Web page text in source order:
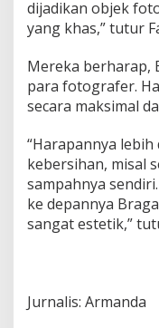
dijadikan objek
yang khas,” tutur
Mereka berharap,
para fotografer.
secara maksimal
“Harapannya
kebersihan, misal
sampahnya
ke depannya
sangat estetik,”
Jurnalis: Armanda